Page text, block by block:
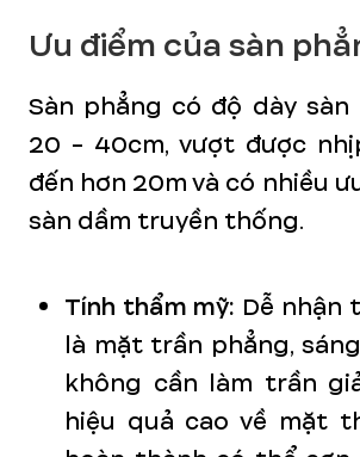
Ưu điểm của sàn
Sàn phẳng có độ dày
20 - 40cm, vượt được
đến hơn 20m và có nhiều
sàn dầm truyền thống.
Tính thẩm mỹ: Dễ nhận
là mặt trần phẳng,
không cần làm trần
hiệu quả cao về mặt